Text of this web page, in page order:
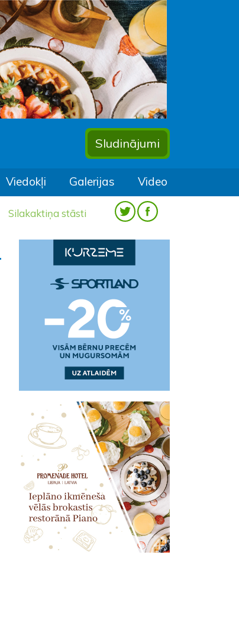
Sludinājumi
Viedokļi Galerijas Video
Silakaktiņa stāsti